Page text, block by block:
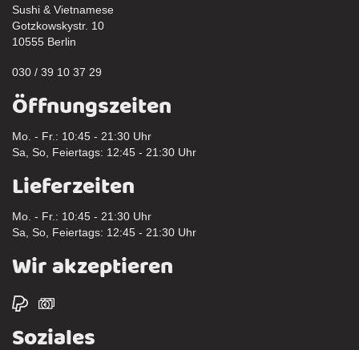
Sushi & Vietnamese
Gotzkowskystr. 10
10555 Berlin
030 / 39 10 37 29
Öffnungszeiten
Mo. - Fr.: 10:45 - 21:30 Uhr
Sa, So, Feiertags: 12:45 - 21:30 Uhr
Lieferzeiten
Mo. - Fr.: 10:45 - 21:30 Uhr
Sa, So, Feiertags: 12:45 - 21:30 Uhr
Wir akzeptieren
Soziales